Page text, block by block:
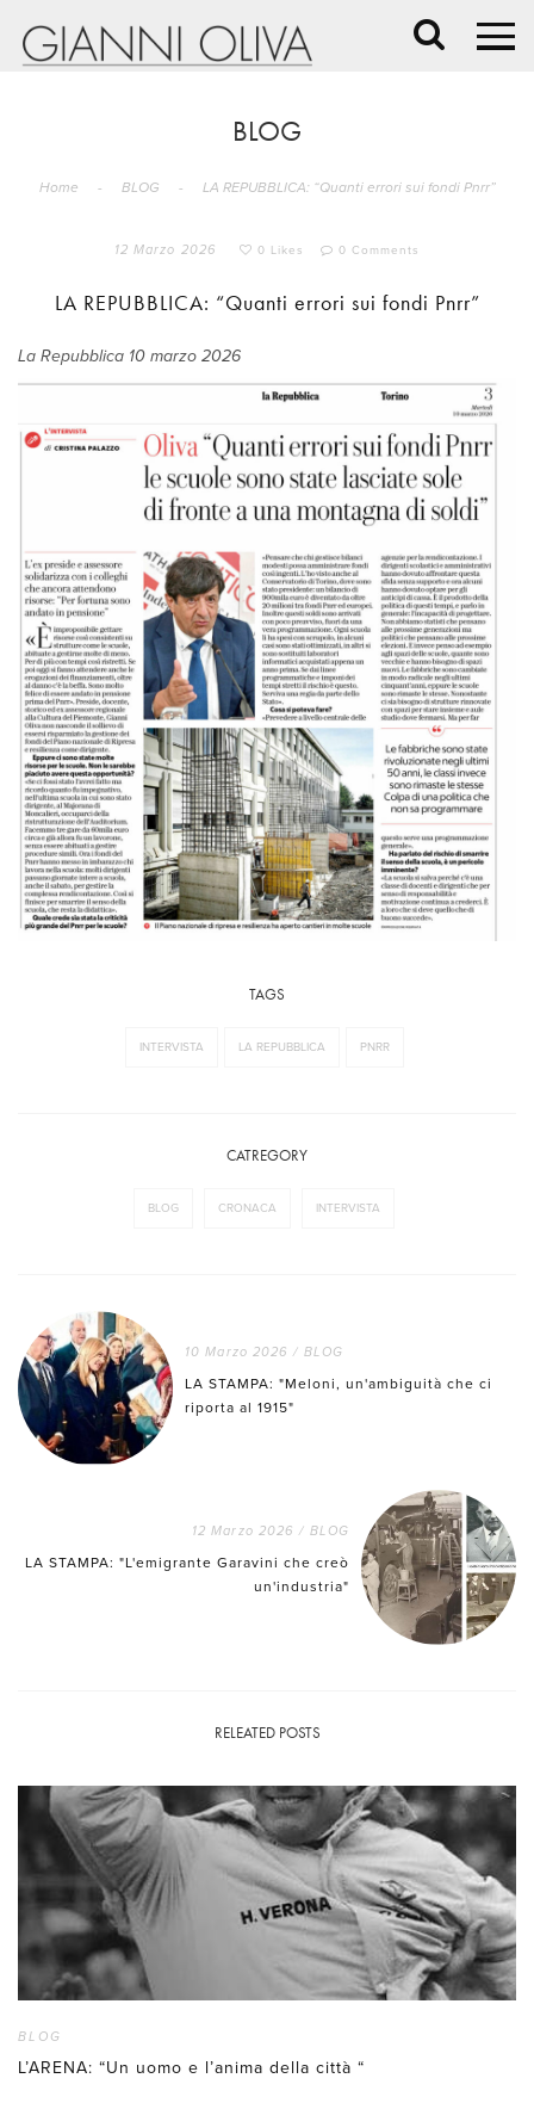
BLOG
Home - BLOG - LA REPUBBLICA: “Quanti errori sui fondi Pnrr”
12 Marzo 2026 0 Likes 0 Comments
LA REPUBBLICA: “Quanti errori sui fondi Pnrr”
La Repubblica 10 marzo 2026
TAGS
INTERVISTA LA REPUBBLICA PNRR
CATREGORY
BLOG CRONACA INTERVISTA
10 Marzo 2026 / BLOG
LA STAMPA: "Meloni, un'ambiguità che ci
riporta al 1915"
12 Marzo 2026 / BLOG
LA STAMPA: "L'emigrante Garavini che creò
un'industria"
RELEATED POSTS
BLOG
L’ARENA: “Un uomo e l’anima della città “